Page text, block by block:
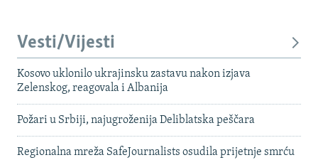
Vesti/Vijesti
Kosovo uklonilo ukrajinsku zastavu nakon izjava
Zelenskog, reagovala i Albanija
Požari u Srbiji, najugroženija Deliblatska peščara
Regionalna mreža SafeJournalists osudila prijetnje smrću